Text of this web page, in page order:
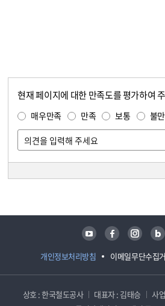
현재 페이지에 대한 만족도를 평가하여
매우만족 만족 보통 불
개인정보처리방침 이메일무단수집
유튜브 페이스북 인스타그램 블로그
상호 : 한국철도공사 대표자 : 김태승
사